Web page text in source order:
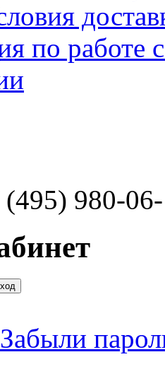
по работе
980-
Забыли